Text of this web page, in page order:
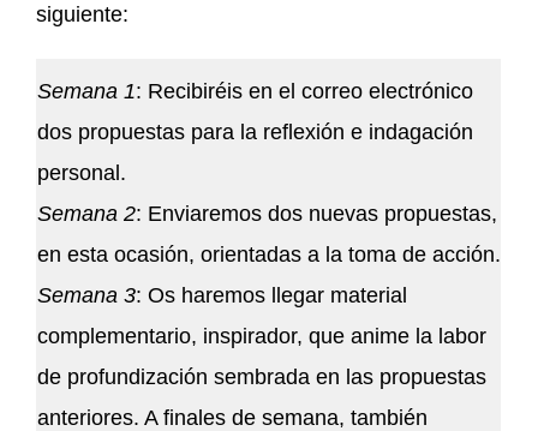
siguiente:
Semana 1: Recibiréis en el correo electrónico
dos propuestas para la reflexión e indagación
personal.
Semana 2: Enviaremos dos nuevas propuestas,
en esta ocasión, orientadas a la toma de acción.
Semana 3: Os haremos llegar material
complementario, inspirador, que anime la labor
de profundización sembrada en las propuestas
anteriores. A finales de semana, también